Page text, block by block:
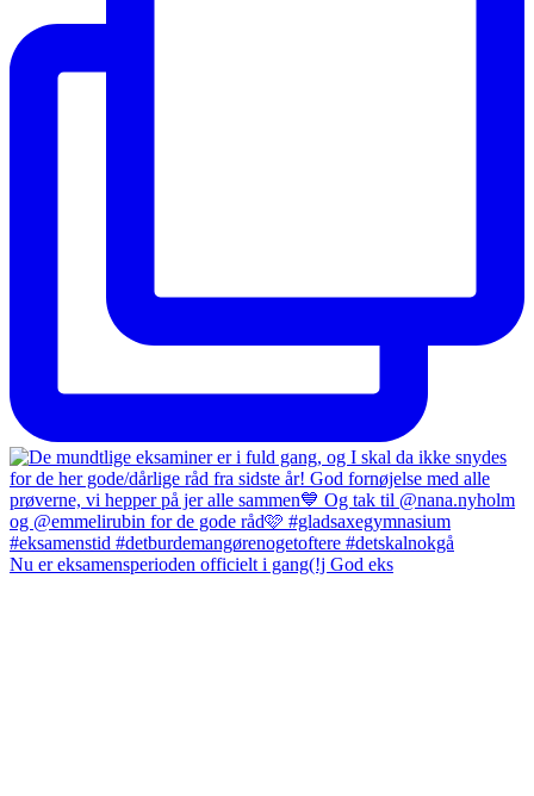
Nu er eksamensperioden officielt i gang(!j God eks